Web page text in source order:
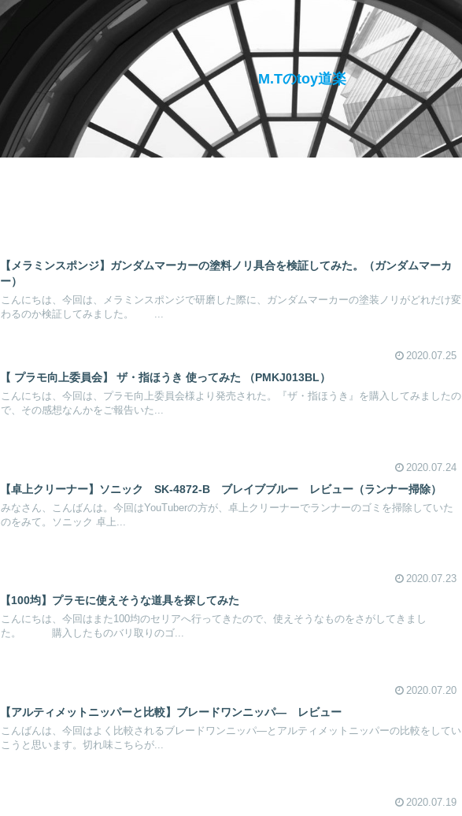
M.Tのtoy道楽
【メラミンスポンジ】ガンダムマーカーの塗料ノリ具合を検証してみた。（ガンダムマーカ
ー）
こんにちは、今回は、メラミンスポンジで研磨した際に、ガンダムマーカーの塗装ノリがどれだけ変
わるのか検証してみました。 ...
2020.07.25
【 プラモ向上委員会】 ザ・指ほうき 使ってみた （PMKJ013BL）
こんにちは、今回は、プラモ向上委員会様より発売された。『ザ・指ほうき』を購入してみましたの
で、その感想なんかをご報告いた...
2020.07.24
【卓上クリーナー】ソニック SK-4872-B ブレイブブルー レビュー（ランナー掃除）
みなさん、こんばんは。今回はYouTuberの方が、卓上クリーナーでランナーのゴミを掃除していた
のをみて。ソニック 卓上...
2020.07.23
【100均】プラモに使えそうな道具を探してみた
こんにちは、今回はまた100均のセリアへ行ってきたので、使えそうなものをさがしてきまし
た。 購入したものバリ取りのゴ...
2020.07.20
【アルティメットニッパーと比較】ブレードワンニッパ― レビュー
こんばんは、今回はよく比較されるブレードワンニッパ―とアルティメットニッパーの比較をしてい
こうと思います。切れ味こちらが...
2020.07.19